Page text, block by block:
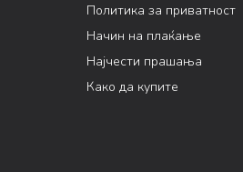
Политика за приватност
Начин на плаќање
Најчести прашања
Како да купите